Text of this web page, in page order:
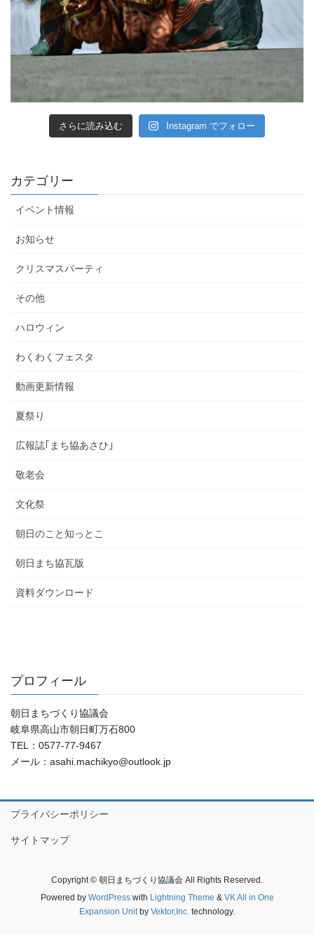
さらに読み込む Instagram でフォロー
カテゴリー
イベント情報
お知らせ
クリスマスパーティ
その他
ハロウィン
わくわくフェスタ
動画更新情報
夏祭り
広報誌｢まち協あさひ｣
敬老会
文化祭
朝日のこと知っとこ
朝日まち協瓦版
資料ダウンロード
プロフィール
朝日まちづくり協議会
岐阜県高山市朝日町万石800
TEL：0577-77-9467
メール：asahi.machikyo@outlook.jp
プライバシーポリシー
サイトマップ
Copyright © 朝日まちづくり協議会 All Rights Reserved.
Powered by WordPresswith Lightning Theme & VK All in One
Expansion Unit by Vektor,Inc. technology.